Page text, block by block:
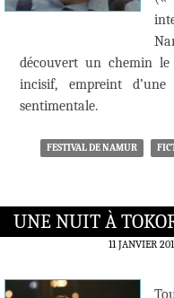
découvert un chemin
incisif, empreint
sentimentale.
FESTIVAL DE NAMUR
UNE NUIT À
11 JANVIER